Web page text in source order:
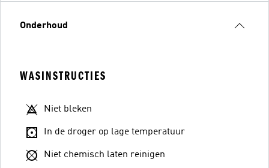
Onderhoud
WASINSTRUCTIES
Niet bleken
In de droger op lage temperatuur
Niet chemisch laten reinigen